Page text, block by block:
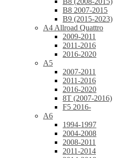
B8 2007-2015
B9 (2015-2023)
A4 Allroad Quattro
2009-2011
2011-2016
2016-2020
A5
2007-2011
2011-2016
2016-2020
8T (2007-2016)
F5 2016-
A6
1994-1997
2004-2008
2008-2011
2011-2014